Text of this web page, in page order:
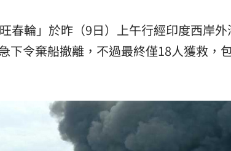
春輪」於昨（9日）上午行經印度西岸
下令棄船撤離，不過最終僅18人獲救，